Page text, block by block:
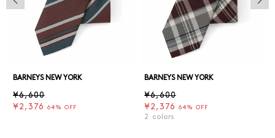
BARNEYS NEW YORK
¥6,600
¥2,376
64% OFF
BARNEYS NEW YORK
¥6,600
¥2,376
64% OFF
2 colors